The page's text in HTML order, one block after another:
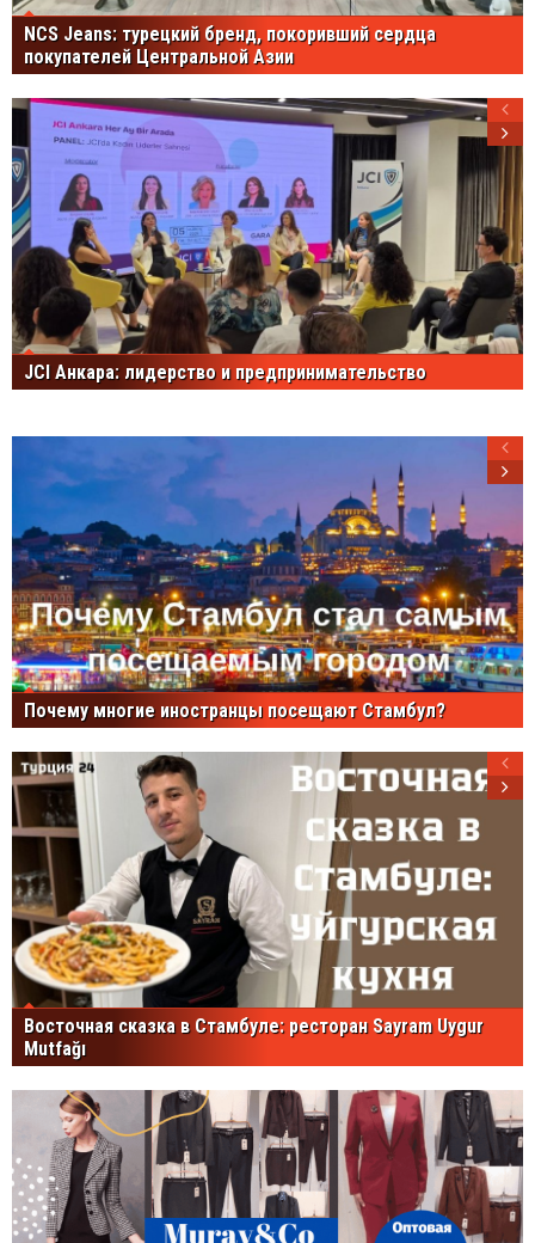
NCS Jeans: турецкий бренд, покоривший сердца
покупателей Центральной Азии
JCI Анкара: лидерство и предпринимательство
Почему многие иностранцы посещают Стамбул?
Восточная сказка в Стамбуле: ресторан Sayram Uygur
Mutfağı